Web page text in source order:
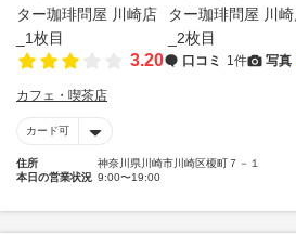
3.20 口コミ 1件 写真
カフェ・喫茶店
カード可
住所
神奈川県川崎市川崎区榎町７－１
本日の営業状況 9:00〜19:00